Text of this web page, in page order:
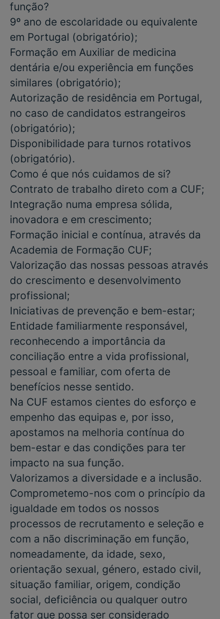
função?
9º ano de escolaridade ou equivalente
em Portugal (obrigatório);
Formação em Auxiliar de medicina
dentária e/ou experiência em funções
similares (obrigatório);
Autorização de residência em Portugal,
no caso de candidatos estrangeiros
(obrigatório);
Disponibilidade para turnos rotativos
(obrigatório).
Como é que nós cuidamos de si?
Contrato de trabalho direto com a CUF;
Integração numa empresa sólida,
inovadora e em crescimento;
Formação inicial e contínua, através da
Academia de Formação CUF;
Valorização das nossas pessoas através
do crescimento e desenvolvimento
profissional;
Iniciativas de prevenção e bem-estar;
Entidade familiarmente responsável,
reconhecendo a importância da
conciliação entre a vida profissional,
pessoal e familiar, com oferta de
benefícios nesse sentido.
Na CUF estamos cientes do esforço e
empenho das equipas e, por isso,
apostamos na melhoria contínua do
bem-estar e das condições para ter
impacto na sua função.
Valorizamos a diversidade e a inclusão.
Comprometemo-nos com o princípio da
igualdade em todos os nossos
processos de recrutamento e seleção e
com a não discriminação em função,
nomeadamente, da idade, sexo,
orientação sexual, género, estado civil,
situação familiar, origem, condição
social, deficiência ou qualquer outro
fator que possa ser considerado